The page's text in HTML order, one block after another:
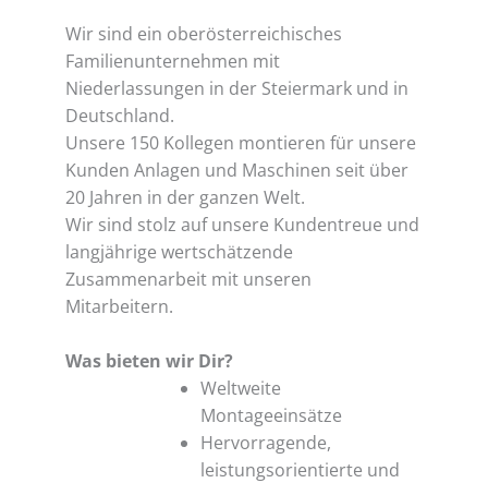
Wir sind ein oberösterreichisches
Familienunternehmen mit
Niederlassungen in der Steiermark und in
Deutschland.
Unsere 150 Kollegen montieren für unsere
Kunden Anlagen und Maschinen seit über
20 Jahren in der ganzen Welt.
Wir sind stolz auf unsere Kundentreue und
langjährige wertschätzende
Zusammenarbeit mit unseren
Mitarbeitern.
Was bieten wir Dir?
Weltweite
Montageeinsätze
Hervorragende,
leistungsorientierte und